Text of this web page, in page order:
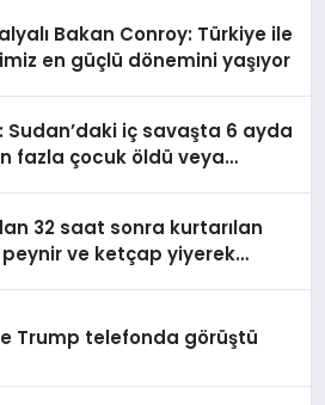
Bakan Conroy: Türkiye ile
en güçlü dönemini yaşıyor
Sudan’daki iç savaşta 6 ayda
fazla çocuk öldü veya
32 saat sonra kurtarılan
ve ketçap yiyerek
Trump telefonda görüştü